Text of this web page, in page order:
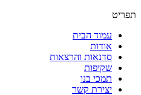
תפריט
עמוד הבית
אודות
סדנאות והרצאות
שקיפות
תמכי בנו
יצירת קשר